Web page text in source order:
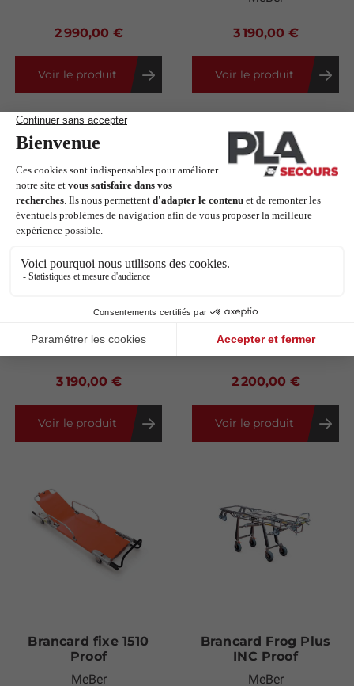
2 990,00 €
Voir le produit
3 190,00 €
Voir le produit
7062/4RG Proof
MeBer
3 190,00 €
Voir le produit
Proof
2 200,00 €
Voir le produit
Brancard fixe 1510
Proof
MeBer
Brancard Frog Plus
INC Proof
MeBer